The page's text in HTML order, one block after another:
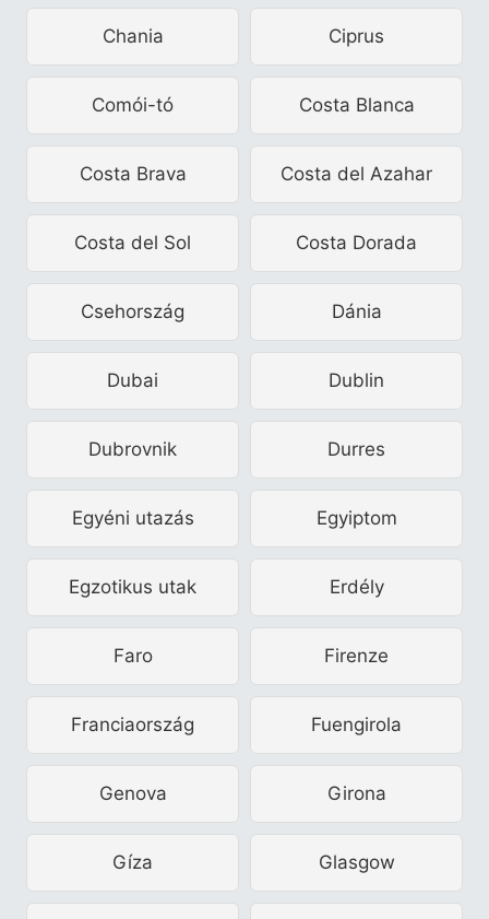
Chania Ciprus
Comói-tó Costa Blanca
Costa Brava Costa del Azahar
Costa del Sol Costa Dorada
Csehország Dánia
Dubai Dublin
Dubrovnik Durres
Egyéni utazás Egyiptom
Egzotikus utak Erdély
Faro Firenze
Franciaország Fuengirola
Genova Girona
Gíza Glasgow